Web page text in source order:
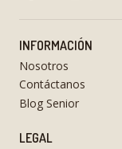
INFORMACIÓN
Nosotros
Contáctanos
Blog Senior
LEGAL